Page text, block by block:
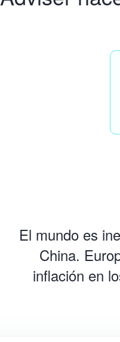
El mundo es
China.
inflación en